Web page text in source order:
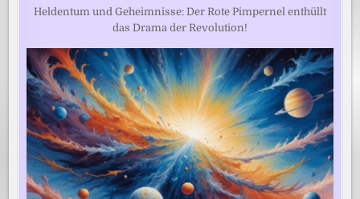
Heldentum und Geheimnisse: Der Rote Pimpernel enthüllt
das Drama der Revolution!